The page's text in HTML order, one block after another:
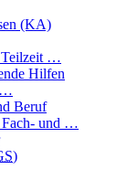
(KA)
Teilzeit …
Hilfen
…
Beruf
Fach- und …
)